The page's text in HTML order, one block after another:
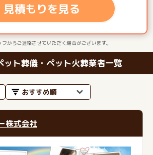
見積もりを見る
からご連絡させていただく場合がございます。
ット葬儀・ペット火葬業者一覧
株式会社